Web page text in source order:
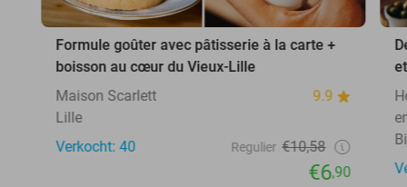
Formule goûter avec pâtisserie à la carte +
boisson au cœur du Vieux-Lille
Maison Scarlett
9.9
Lille
Verkocht: 40
Regulier €10,58
€6,90